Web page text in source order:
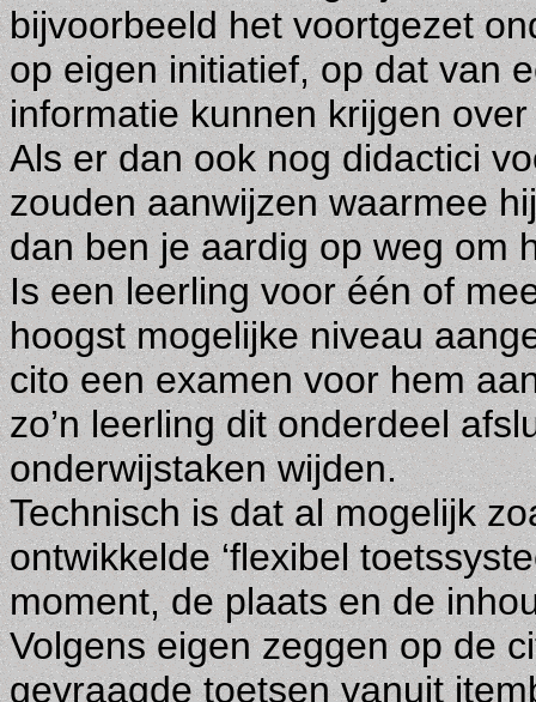
bijvoorbeeld het voortgezet
op eigen initiatief, op dat van
informatie kunnen krijgen
Als er dan ook nog didactici
zouden aanwijzen waarmee
dan ben je aardig op weg om
Is een leerling voor één of
hoogst mogelijke niveau
cito een examen voor hem
zo’n leerling dit onderdeel
onderwijstaken wijden.
Technisch is dat al mogelijk
ontwikkelde ‘flexibel
moment, de plaats en de
Volgens eigen zeggen op de
gevraagde toetsen vanuit